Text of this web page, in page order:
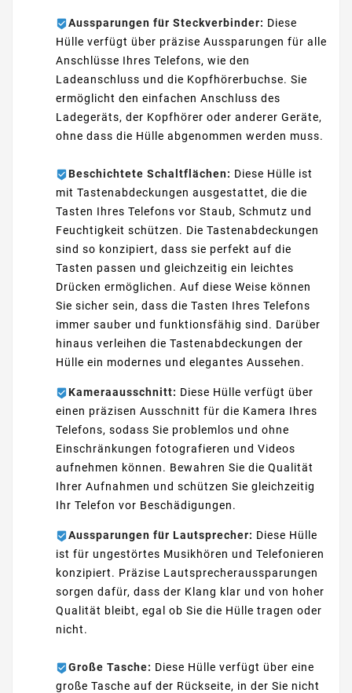
Aussparungen für Steckverbinder: Diese
Hülle verfügt über präzise Aussparungen für alle
Anschlüsse Ihres Telefons, wie den
Ladeanschluss und die Kopfhörerbuchse. Sie
ermöglicht den einfachen Anschluss des
Ladegeräts, der Kopfhörer oder anderer Geräte,
ohne dass die Hülle abgenommen werden muss.
Beschichtete Schaltflächen: Diese Hülle ist
mit Tastenabdeckungen ausgestattet, die die
Tasten Ihres Telefons vor Staub, Schmutz und
Feuchtigkeit schützen. Die Tastenabdeckungen
sind so konzipiert, dass sie perfekt auf die
Tasten passen und gleichzeitig ein leichtes
Drücken ermöglichen. Auf diese Weise können
Sie sicher sein, dass die Tasten Ihres Telefons
immer sauber und funktionsfähig sind. Darüber
hinaus verleihen die Tastenabdeckungen der
Hülle ein modernes und elegantes Aussehen.
Kameraausschnitt: Diese Hülle verfügt über
einen präzisen Ausschnitt für die Kamera Ihres
Telefons, sodass Sie problemlos und ohne
Einschränkungen fotografieren und Videos
aufnehmen können. Bewahren Sie die Qualität
Ihrer Aufnahmen und schützen Sie gleichzeitig
Ihr Telefon vor Beschädigungen.
Aussparungen für Lautsprecher: Diese Hülle
ist für ungestörtes Musikhören und Telefonieren
konzipiert. Präzise Lautsprecheraussparungen
sorgen dafür, dass der Klang klar und von hoher
Qualität bleibt, egal ob Sie die Hülle tragen oder
nicht.
Große Tasche: Diese Hülle verfügt über eine
große Tasche auf der Rückseite, in der Sie nicht